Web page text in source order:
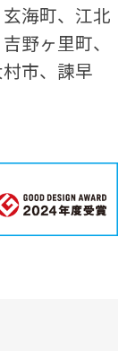
海町、江北
野ヶ里町、
市、諫早